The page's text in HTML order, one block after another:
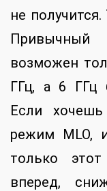
не
возможен
ГГц, а 6 ГГц
Если
режим MLO,
только
вперед,